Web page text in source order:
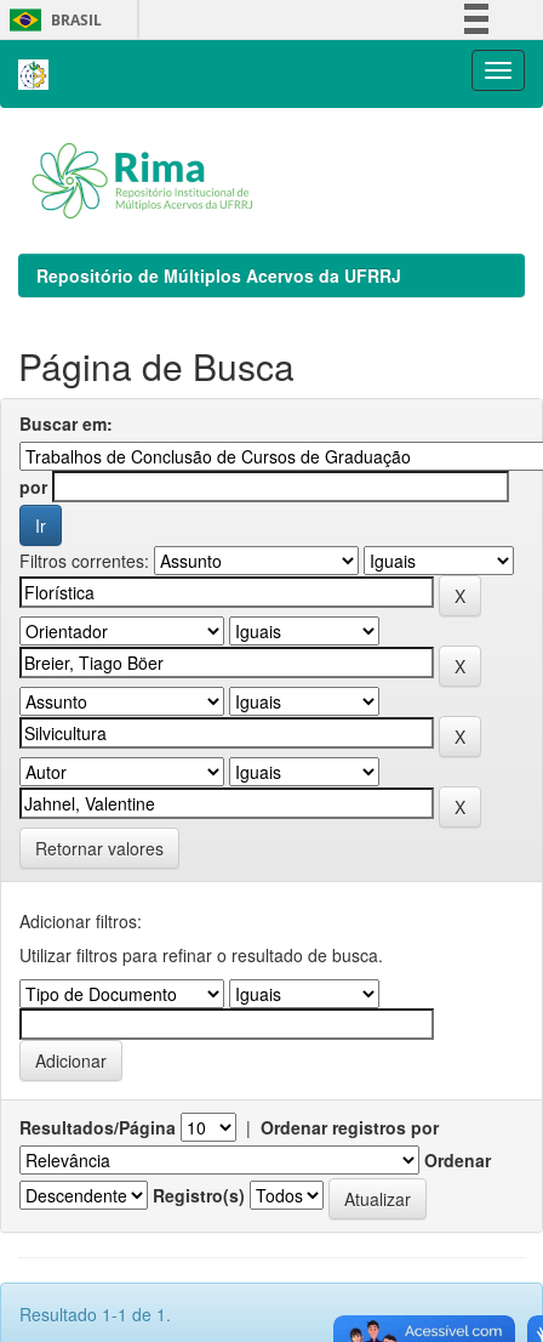
Skip
navigation
BRASIL
Repositório de Múltiplos Acervos da UFRRJ
Página de Busca
Buscar em:
por
Filtros correntes:
Retornar valores
Adicionar filtros:
Utilizar filtros para refinar o resultado de busca.
Resultados/Página | Ordenar registros por
Ordenar
Registro(s)
Resultado 1-1 de 1.